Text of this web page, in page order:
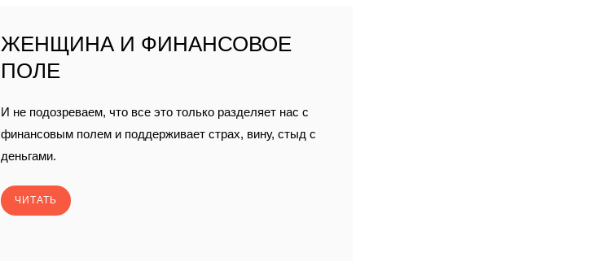
ЖЕНЩИНА И ФИНАНСОВОЕ
ПОЛЕ
И не подозреваем, что все это только разделяет нас с
финансовым полем и поддерживает страх, вину, стыд с
деньгами.
ЧИТАТЬ